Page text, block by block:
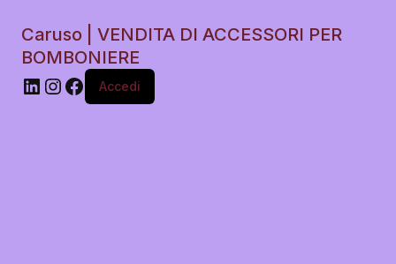
Caruso | VENDITA DI ACCESSORI PER
BOMBONIERE
Accedi